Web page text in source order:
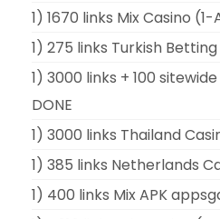
1) 1670 links Mix Casino (1-
1) 275 links Turkish Betting
1) 3000 links + 100
DONE
1) 3000 links Thailand
1) 385 links Netherlands
1) 400 links Mix APK